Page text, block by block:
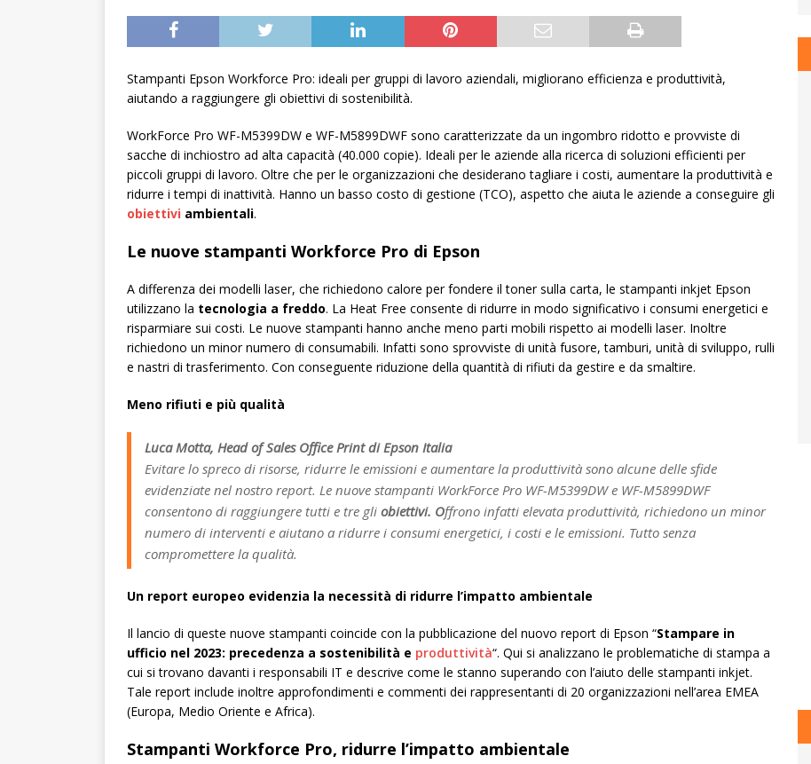
Stampanti Epson Workforce Pro: ideali per gruppi di lavoro aziendali, migliorano efficienza e produttività,
aiutando a raggiungere gli obiettivi di sostenibilità.
WorkForce Pro WF-M5399DW e WF-M5899DWF sono caratterizzate da un ingombro ridotto e provviste di
sacche di inchiostro ad alta capacità (40.000 copie). Ideali per le aziende alla ricerca di soluzioni efficienti per
piccoli gruppi di lavoro. Oltre che per le organizzazioni che desiderano tagliare i costi, aumentare la produttività e
ridurre i tempi di inattività. Hanno un basso costo di gestione (TCO), aspetto che aiuta le aziende a conseguire gli
obiettivi ambientali.
Le nuove stampanti Workforce Pro di Epson
A differenza dei modelli laser, che richiedono calore per fondere il toner sulla carta, le stampanti inkjet Epson
utilizzano la tecnologia a freddo. La Heat Free consente di ridurre in modo significativo i consumi energetici e
risparmiare sui costi. Le nuove stampanti hanno anche meno parti mobili rispetto ai modelli laser. Inoltre
richiedono un minor numero di consumabili. Infatti sono sprovviste di unità fusore, tamburi, unità di sviluppo, rulli
e nastri di trasferimento. Con conseguente riduzione della quantità di rifiuti da gestire e da smaltire.
Meno rifiuti e più qualità
Luca Motta, Head of Sales Office Print di Epson Italia
Evitare lo spreco di risorse, ridurre le emissioni e aumentare la produttività sono alcune delle sfide
evidenziate nel nostro report. Le nuove stampanti WorkForce Pro WF-M5399DW e WF-M5899DWF
consentono di raggiungere tutti e tre gli obiettivi. Offrono infatti elevata produttività, richiedono un minor
numero di interventi e aiutano a ridurre i consumi energetici, i costi e le emissioni. Tutto senza
compromettere la qualità.
Un report europeo evidenzia la necessità di ridurre l’impatto ambientale
Il lancio di queste nuove stampanti coincide con la pubblicazione del nuovo report di Epson “Stampare in
ufficio nel 2023: precedenza a sostenibilità e produttività“. Qui si analizzano le problematiche di stampa a
cui si trovano davanti i responsabili IT e descrive come le stanno superando con l’aiuto delle stampanti inkjet.
Tale report include inoltre approfondimenti e commenti dei rappresentanti di 20 organizzazioni nell’area EMEA
(Europa, Medio Oriente e Africa).
Stampanti Workforce Pro, ridurre l’impatto ambientale